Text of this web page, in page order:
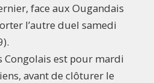
face aux Ougandais
l’autre duel samedi
Congolais est pour mardi
avant de clôturer le